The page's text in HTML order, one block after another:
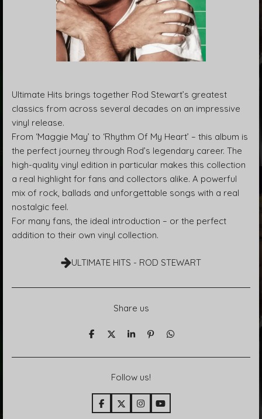
Ultimate Hits brings together Rod Stewart’s greatest
classics from across several decades on an impressive
vinyl release.
From ‘Maggie May’ to ‘Rhythm Of My Heart’ – this album is
the perfect journey through Rod’s legendary career. The
high-quality vinyl edition in particular makes this collection
a real highlight for fans and collectors alike. A powerful
mix of rock, ballads and unforgettable songs with a real
nostalgic feel.
For many fans, the ideal introduction – or the perfect
addition to their own vinyl collection.
ULTIMATE HITS - ROD STEWART
Share us
T
T
e
n
T
n
P
t
T
Follow us!
F
a
X
I
n
Y
o